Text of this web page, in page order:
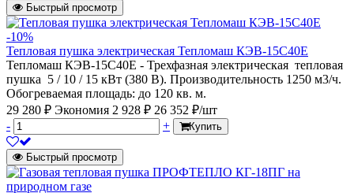
Быстрый просмотр
-10%
Тепловая пушка электрическая Тепломаш КЭВ-15С40Е
Тепломаш КЭВ-15С40Е - Трехфазная электрическая тепловая
пушка 5 / 10 / 15 кВт (380 В). Производительность 1250 м3/ч.
Обогреваемая площадь: до 120 кв. м.
29 280 ₽ Экономия 2 928 ₽ 26 352 ₽/шт
-
+ Купить
Быстрый просмотр